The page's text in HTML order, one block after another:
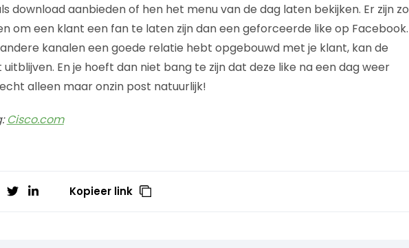
download aanbieden of hen het menu van de dag laten bekijken. Er zijn zo
om een klant een fan te laten zijn dan een geforceerde like op Facebook.
andere kanalen een goede relatie hebt opgebouwd met je klant, kan de
En je hoeft dan niet bang te zijn dat deze like na een dag weer
alleen maar onzin post natuurlijk!
Cisco.com
Kopieer link